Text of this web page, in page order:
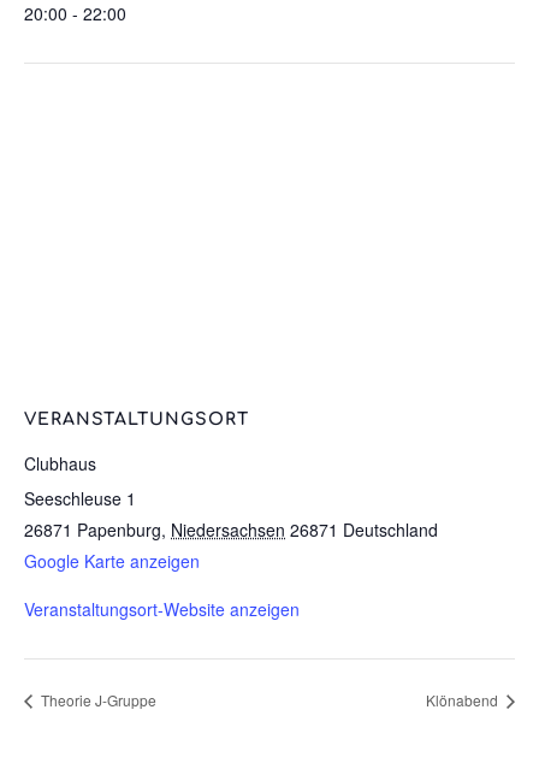
20:00 - 22:00
VERANSTALTUNGSORT
Clubhaus
Seeschleuse 1
26871 Papenburg, Niedersachsen 26871 Deutschland
Google Karte anzeigen
Veranstaltungsort-Website anzeigen
Theorie J-Gruppe Klönabend